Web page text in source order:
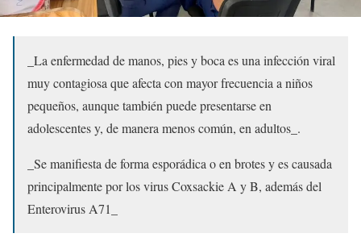
_La enfermedad de manos, pies y boca es una infección viral
muy contagiosa que afecta con mayor frecuencia a niños
pequeños, aunque también puede presentarse en
adolescentes y, de manera menos común, en adultos_.
_Se manifiesta de forma esporádica o en brotes y es causada
principalmente por los virus Coxsackie A y B, además del
Enterovirus A71_